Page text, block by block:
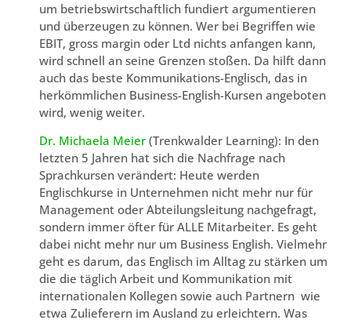
um betriebswirtschaftlich fundiert argumentieren
und überzeugen zu können. Wer bei Begriffen wie
EBIT, gross margin oder Ltd nichts anfangen kann,
wird schnell an seine Grenzen stoßen. Da hilft dann
auch das beste Kommunikations-Englisch, das in
herkömmlichen Business-English-Kursen angeboten
wird, wenig weiter.
Dr. Michaela Meier (Trenkwalder Learning): In den
letzten 5 Jahren hat sich die Nachfrage nach
Sprachkursen verändert: Heute werden
Englischkurse in Unternehmen nicht mehr nur für
Management oder Abteilungsleitung nachgefragt,
sondern immer öfter für ALLE Mitarbeiter. Es geht
dabei nicht mehr nur um Business English. Vielmehr
geht es darum, das Englisch im Alltag zu stärken um
die die täglich Arbeit und Kommunikation mit
internationalen Kollegen sowie auch Partnern wie
etwa Zulieferern im Ausland zu erleichtern. Was